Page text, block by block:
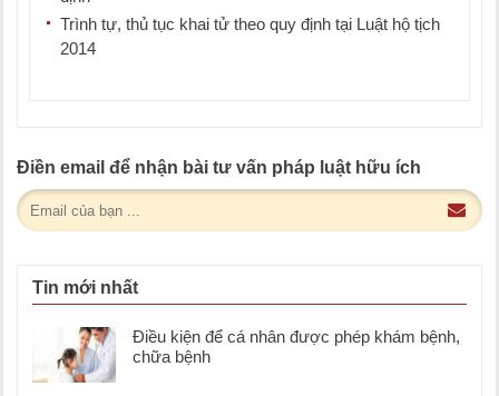
Trình tự, thủ tục khai tử theo quy định tại Luật hộ tịch
2014
Điền email để nhận bài tư vấn pháp luật hữu ích
Tin mới nhất
Điều kiện để cá nhân được phép khám bệnh,
chữa bệnh